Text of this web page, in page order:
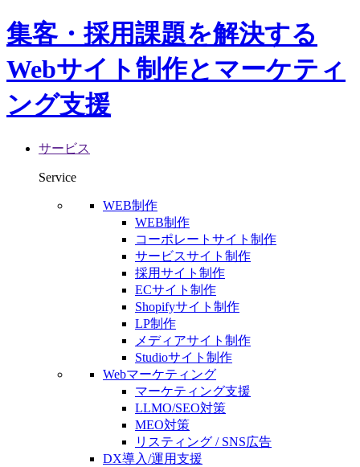
集客・採用課題を解決する
Webサイト制作とマーケティ
ング支援
サービス
Service
WEB制作
WEB制作
コーポレートサイト制作
サービスサイト制作
採用サイト制作
ECサイト制作
Shopifyサイト制作
LP制作
メディアサイト制作
Studioサイト制作
Webマーケティング
マーケティング支援
LLMO/SEO対策
MEO対策
リスティング / SNS広告
DX導入/運用支援